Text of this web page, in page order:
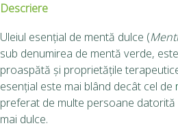
Descriere
Uleiul esențial de mentă dulce (
sub denumirea de mentă verde,
proaspătă și proprietățile
esențial este mai blând decât cel de
preferat de multe persoane datorită
mai dulce.